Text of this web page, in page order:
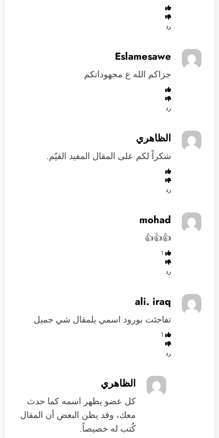
رد
Eslamesawe
جزاكم الله ع مجهوداتكم
رد
الظاهري
شكراً لكم على المقال المفيد القيّم.
رد
mohad
👍👍👍
1
رد
ali. iraq
تفاجئت بورود اسمي بلمقال شي جميل
1
رد
الظاهري
كل عضو يظهر اسمه كما حدث
معك، وقد يظن البعض أن المقال
كُتب له خصيصاً.